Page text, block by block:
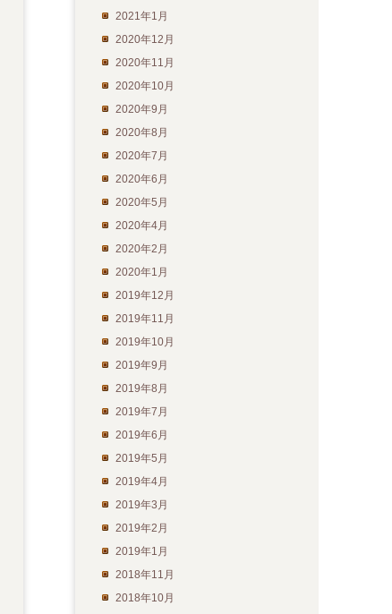
2021年1月
2020年12月
2020年11月
2020年10月
2020年9月
2020年8月
2020年7月
2020年6月
2020年5月
2020年4月
2020年2月
2020年1月
2019年12月
2019年11月
2019年10月
2019年9月
2019年8月
2019年7月
2019年6月
2019年5月
2019年4月
2019年3月
2019年2月
2019年1月
2018年11月
2018年10月